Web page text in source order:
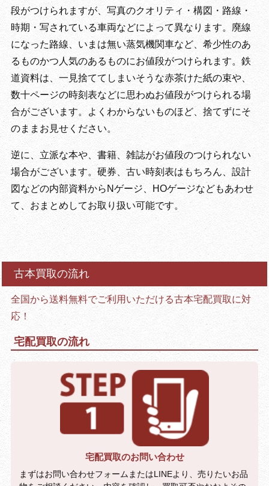
段がつけられますが、写真のクオリティ・構図・路線・
時期・写されている車両などによって異なります。廃線
になった路線、いまは無い蒸気機関車など、希少性のあ
るものかつ人気のあるものにお値段がつけられます。鉄
道資料は、一見捨ててしまいそうな赤茶けた紙の束や、
数十ページの時刻表などに思わぬお値段がつけられる場
合がございます。よくわからないものほど、捨てずにそ
のままお見せください。
逆に、立派な本や、書籍、雑誌がお値段のつけられない
場合がございます。硬券、古い時刻表はもちろん、設計
図などの内部資料からNゲージ、HOゲージなどもあわせ
て、おまとめしてお取り扱い可能です。
古本買取の流れ
全国から送料無料でご利用いただける古本宅配買取に対
応！
宅配買取の流れ
宅配買取のお問い合わせ
まずはお問い合わせフォームまたはLINEより、売りたいお品